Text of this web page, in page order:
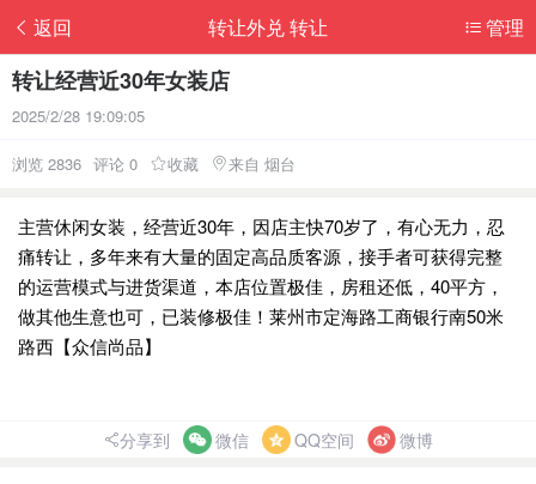
返回 管理
转让外兑 转让
转让经营近30年女装店
2025/2/28 19:09:05
浏览 2836 评论 0 收藏 来自 烟台
主营休闲女装，经营近30年，因店主快70岁了，有心无力，忍
痛转让，多年来有大量的固定高品质客源，接手者可获得完整
的运营模式与进货渠道，本店位置极佳，房租还低，40平方，
做其他生意也可，已装修极佳！莱州市定海路工商银行南50米
路西【众信尚品】
分享到 微信 QQ空间 微博